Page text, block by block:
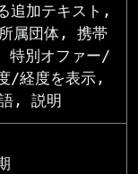
追加テキスト,
属団体, 携帯
特別オファー/
/経度を表示,
, 説明